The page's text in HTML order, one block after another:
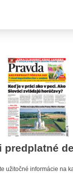
predplatné
užitočné informácie na